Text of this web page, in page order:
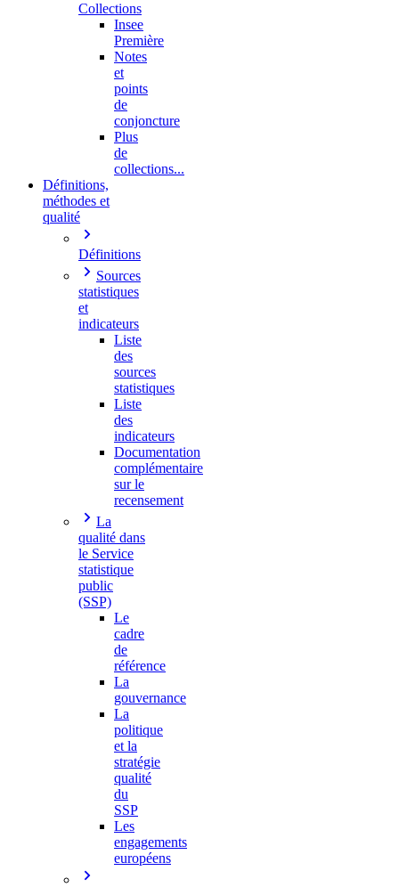
Collections
Insee
Première
Notes
et
points
de
conjoncture
Plus
de
collections...
Définitions,
méthodes et
qualité
Définitions
Sources
statistiques
et
indicateurs
Liste
des
sources
statistiques
Liste
des
indicateurs
Documentation
complémentaire
sur le
recensement
La
qualité dans
le Service
statistique
public
(SSP)
Le
cadre
de
référence
La
gouvernance
La
politique
et la
stratégie
qualité
du
SSP
Les
engagements
européens